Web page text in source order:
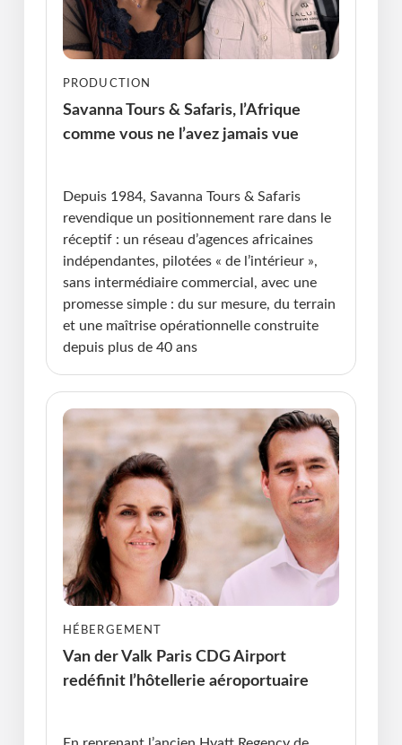
PRODUCTION
Savanna Tours & Safaris, l’Afrique
comme vous ne l’avez jamais vue
Depuis 1984, Savanna Tours & Safaris
revendique un positionnement rare dans le
réceptif : un réseau d’agences africaines
indépendantes, pilotées « de l’intérieur »,
sans intermédiaire commercial, avec une
promesse simple : du sur mesure, du terrain
et une maîtrise opérationnelle construite
depuis plus de 40 ans
HÉBERGEMENT
Van der Valk Paris CDG Airport
redéfinit l’hôtellerie aéroportuaire